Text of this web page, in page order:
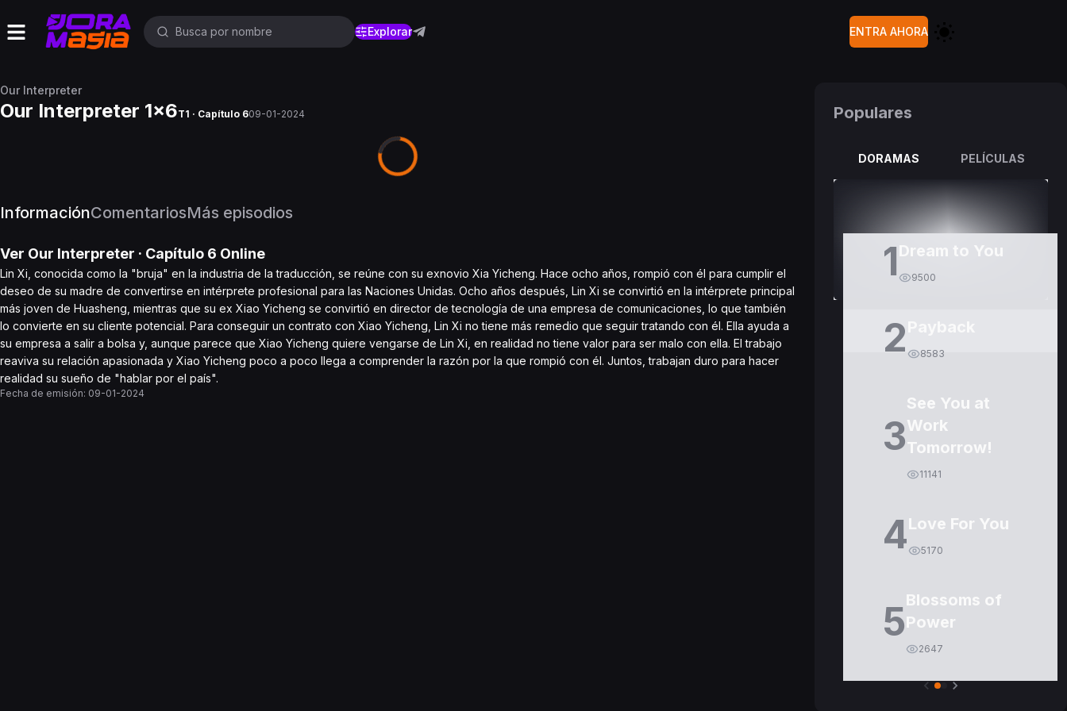
Explorar ENTRA AHORA
Our Interpreter
Our Interpreter 1x6T1 · Capítulo 609-01-2024
InformaciónComentariosMás episodios
Ver Our Interpreter · Capítulo 6 Online
Lin Xi, conocida como la "bruja" en la industria de la traducción, se reúne con su exnovio Xia Yicheng. Hace ocho años, rompió con él para cumplir el
deseo de su madre de convertirse en intérprete profesional para las Naciones Unidas. Ocho años después, Lin Xi se convirtió en la intérprete principal
más joven de Huasheng, mientras que su ex Xiao Yicheng se convirtió en director de tecnología de una empresa de comunicaciones, lo que también
lo convierte en su cliente potencial. Para conseguir un contrato con Xiao Yicheng, Lin Xi no tiene más remedio que seguir tratando con él. Ella ayuda a
su empresa a salir a bolsa y, aunque parece que Xiao Yicheng quiere vengarse de Lin Xi, en realidad no tiene valor para ser malo con ella. El trabajo
reaviva su relación apasionada y Xiao Yicheng poco a poco llega a comprender la razón por la que rompió con él. Juntos, trabajan duro para hacer
realidad su sueño de "hablar por el país".
Fecha de emisión: 09-01-2024
Populares
DORAMAS PELÍCULAS
1Dream to You
9500
2 8583
3
See You at
Work
Tomorrow!
11141
4Love For You
5170
5Blossoms of
Power
2647